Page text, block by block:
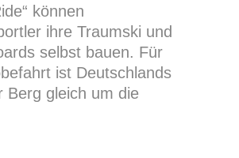
können
ihre Traumski und
selbst bauen. Für
ist Deutschlands
Berg gleich um die